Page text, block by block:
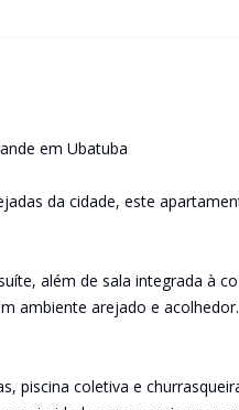
em Ubatuba
da cidade, este
além de sala integrada à
ambiente arejado e
piscina coletiva e